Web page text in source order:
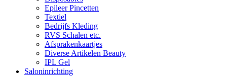
Epileer Pincetten
Textiel
Bedrijfs Kleding
RVS Schalen etc.
Afsprakenkaartjes
Diverse Artikelen Beauty
IPL Gel
Saloninrichting